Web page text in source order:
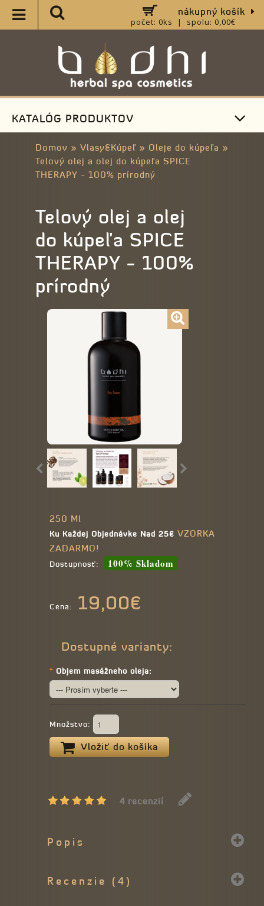
nákupný košík
počet: 0ks | spolu: 0,00€
KATALÓG PRODUKTOV
Domov » Vlasy&Kúpeľ » Oleje do kúpeľa »
Telový olej a olej do kúpeľa SPICE
THERAPY - 100% prírodný
Telový olej a olej
do kúpeľa SPICE
THERAPY - 100%
prírodný
250 Ml
Ku Každej Objednávke Nad 25€ VZORKA
ZADARMO!
Dostupnosť: 100% Skladom
Cena: 19,00€
Dostupné varianty:
* Objem masážneho oleja:
Množstvo:
Vložiť do košíka
4 recenzií
Popis
Recenzie (4)